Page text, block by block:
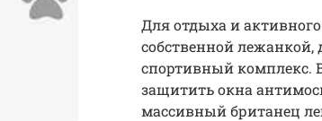
Для отдыха и
собственной
спортивный комплекс.
защитить окна
массивный британец